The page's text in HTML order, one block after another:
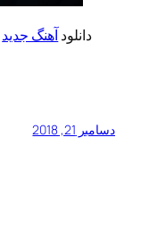
دانلودآهنگ جدید
دسامبر 21, 2018